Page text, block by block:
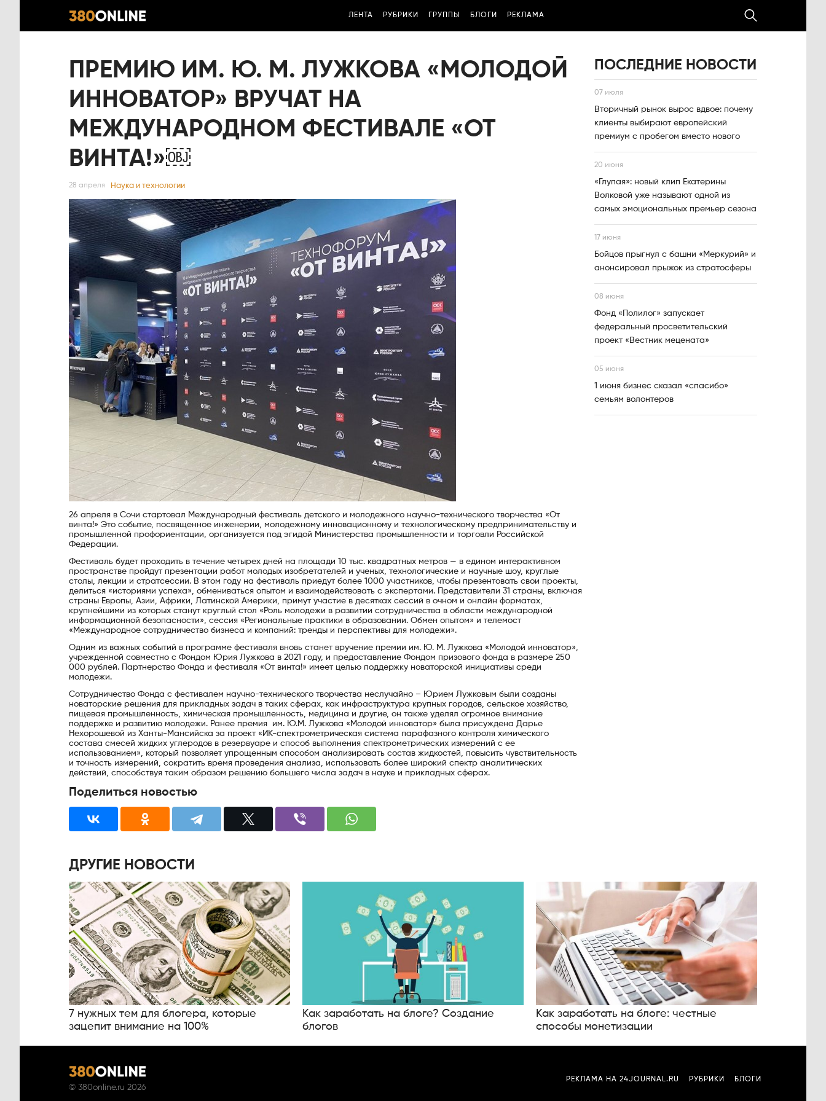
ЛЕНТА РУБРИКИ ГРУППЫ БЛОГИ РЕКЛАМА
ПРЕМИЮ ИМ. Ю. М. ЛУЖКОВА «МОЛОДОЙ
ИННОВАТОР» ВРУЧАТ НА
МЕЖДУНАРОДНОМ ФЕСТИВАЛЕ «ОТ
ВИНТА!»￼
28 апреля Наука и технологии
26 апреля в Сочи стартовал Международный фестиваль детского и молодежного научно-технического творчества «От
винта!» Это событие, посвященное инженерии, молодежному инновационному и технологическому предпринимательству и
промышленной профориентации, организуется под эгидой Министерства промышленности и торговли Российской
Федерации.
Фестиваль будет проходить в течение четырех дней на площади 10 тыс. квадратных метров — в едином интерактивном
пространстве пройдут презентации работ молодых изобретателей и ученых, технологические и научные шоу, круглые
столы, лекции и стратсессии. В этом году на фестиваль приедут более 1000 участников, чтобы презентовать свои проекты,
делиться «историями успеха», обмениваться опытом и взаимодействовать с экспертами. Представители 31 страны, включая
страны Европы, Азии, Африки, Латинской Америки, примут участие в десятках сессий в очном и онлайн форматах,
крупнейшими из которых станут круглый стол «Роль молодежи в развитии сотрудничества в области международной
информационной безопасности», сессия «Региональные практики в образовании. Обмен опытом» и телемост
«Международное сотрудничество бизнеса и компаний: тренды и перспективы для молодежи».
Одним из важных событий в программе фестиваля вновь станет вручение премии им. Ю. М. Лужкова «Молодой инноватор»,
учрежденной совместно с Фондом Юрия Лужкова в 2021 году, и предоставление Фондом призового фонда в размере 250
000 рублей. Партнерство Фонда и фестиваля «От винта!» имеет целью поддержку новаторской инициативы среди
молодежи.
Сотрудничество Фонда с фестивалем научно-технического творчества неслучайно – Юрием Лужковым были созданы
новаторские решения для прикладных задач в таких сферах, как инфраструктура крупных городов, сельское хозяйство,
пищевая промышленность, химическая промышленность, медицина и другие, он также уделял огромное внимание
поддержке и развитию молодежи. Ранее премия им. Ю.М. Лужкова «Молодой инноватор» была присуждена Дарье
Нехорошевой из Ханты-Мансийска за проект «ИК-спектрометрическая система парафазного контроля химического
состава смесей жидких углеродов в резервуаре и способ выполнения спектрометрических измерений с ее
использованием», который позволяет упрощенным способом анализировать состав жидкостей, повысить чувствительность
и точность измерений, сократить время проведения анализа, использовать более широкий спектр аналитических
действий, способствуя таким образом решению большего числа задач в науке и прикладных сферах.
Поделиться новостью
ПОСЛЕДНИЕ НОВОСТИ
07 июля
Вторичный рынок вырос вдвое: почему
клиенты выбирают европейский
премиум с пробегом вместо нового
20 июня
«Глупая»: новый клип Екатерины
Волковой уже называют одной из
самых эмоциональных премьер сезона
17 июня
Бойцов прыгнул с башни «Меркурий» и
анонсировал прыжок из стратосферы
08 июня
Фонд «Полилог» запускает
федеральный просветительский
проект «Вестник мецената»
05 июня
1 июня бизнес сказал «спасибо»
семьям волонтеров
ДРУГИЕ НОВОСТИ
7 нужных тем для блогера, которые
зацепит внимание на 100%
Как заработать на блоге? Создание
блогов
Как заработать на блоге: честные
способы монетизации
© 380online.ru 2026
РЕКЛАМА НА 24JOURNAL.RU РУБРИКИ БЛОГИ